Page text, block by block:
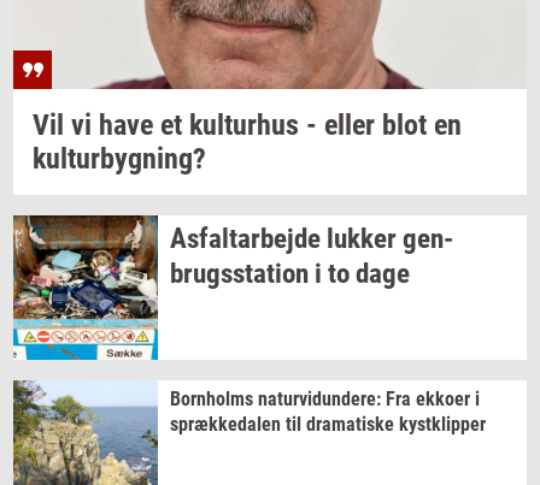
Vil vi have et kul­tur­hus - eller blot en
kul­tur­byg­ning?
As­fal­t­ar­bej­de luk­kergen­
brugs­sta­tion i to dage
Born­holms na­tur­vi­dun­de­re: Fra ek­ko­er i
spræk­ke­da­len til dra­ma­ti­ske kyst­klip­per